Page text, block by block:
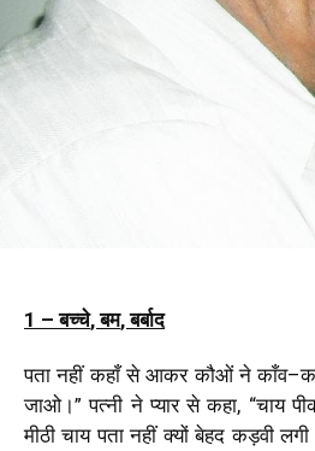
1 – बच्चे,बम,बर्बाद
पता नहीं कहाँ से आकर कौओं ने काँव–
जाओ।”पत्नी ने प्यार से कहा, “चाय
मीठी चाय पता नहीं क्यों बेहद कड़वी